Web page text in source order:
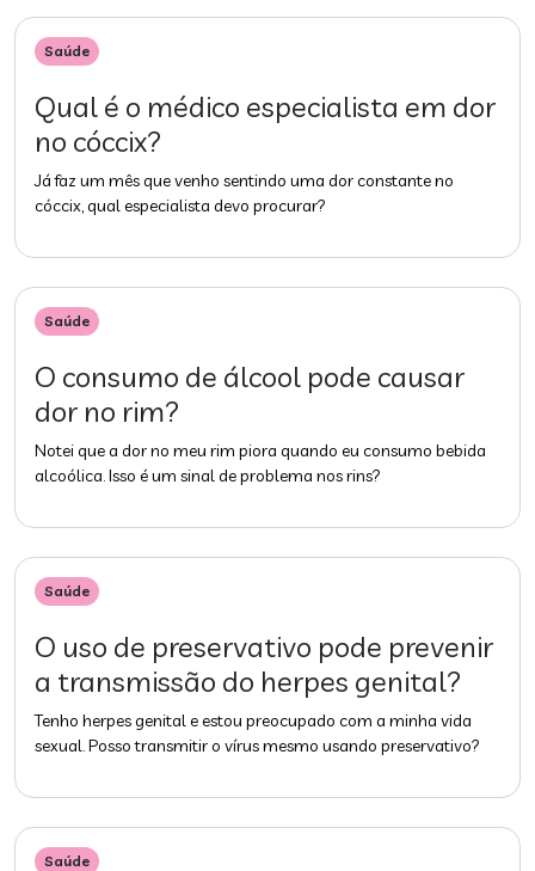
Saúde
Qual é o médico especialista em dor
no cóccix?
Já faz um mês que venho sentindo uma dor constante no
cóccix, qual especialista devo procurar?
Saúde
O consumo de álcool pode causar
dor no rim?
Notei que a dor no meu rim piora quando eu consumo bebida
alcoólica. Isso é um sinal de problema nos rins?
Saúde
O uso de preservativo pode prevenir
a transmissão do herpes genital?
Tenho herpes genital e estou preocupado com a minha vida
sexual. Posso transmitir o vírus mesmo usando preservativo?
Saúde